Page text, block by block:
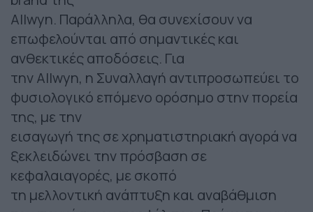
Allwyn. Παράλληλα, θα συνεχίσουν να
επωφελούνται από σημαντικές και
ανθεκτικές αποδόσεις. Για
την Allwyn, η Συναλλαγή αντιπροσωπεύει το
φυσιολογικό επόμενο ορόσημο στην πορεία
της, με την
εισαγωγή της σε χρηματιστηριακή αγορά να
ξεκλειδώνει την πρόσβαση σε
κεφαλαιαγορές, με σκοπό
τη μελλοντική ανάπτυξη και αναβάθμιση